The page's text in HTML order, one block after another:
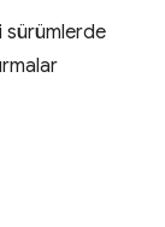
sürümlerde